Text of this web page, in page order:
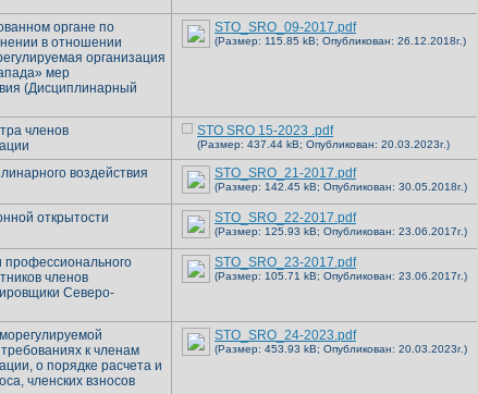
органе по
в отношении
организация
мер
(Дисциплинарный
STO_SRO_09-2017.pdf
(Размер: 115.85 kB; Опубликован: 26.12.2018г.)
членов
STO SRO 15-2023 .pdf
(Размер: 437.44 kB; Опубликован: 20.03.2023г.)
воздействия STO_SRO_21-2017.pdf
(Размер: 142.45 kB; Опубликован: 30.05.2018г.)
открытости STO_SRO_22-2017.pdf
(Размер: 125.93 kB; Опубликован: 23.06.2017г.)
профессионального
членов
Северо-
STO_SRO_23-2017.pdf
(Размер: 105.71 kB; Опубликован: 23.06.2017г.)
к членам
о порядке расчета и
членских взносов
STO_SRO_24-2023.pdf
(Размер: 453.93 kB; Опубликован: 20.03.2023г.)